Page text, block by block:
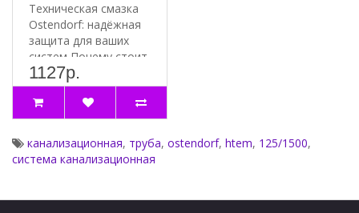
Техническая смазка
Ostendorf: надёжная
защита для ваших
систем Почему стоит
выбрать смазку
Ostend..
1127р.
канализационная, труба, ostendorf, htem, 125/1500,
система канализационная